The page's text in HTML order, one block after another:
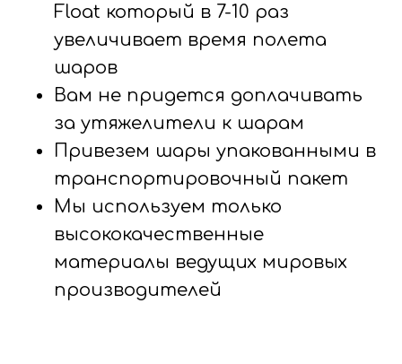
Float который в 7-10 раз
увеличивает время полета
шаров
Вам не придется доплачивать
за утяжелители к шарам
Привезем шары упакованными в
транспортировочный пакет
Мы используем только
высококачественные
материалы ведущих мировых
производителей